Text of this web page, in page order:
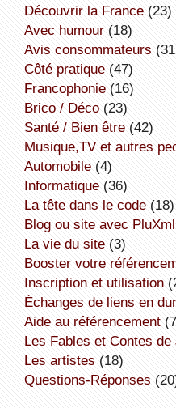
découvrir la France(23)
avec humour(18)
avis consommateurs
côté pratique(47)
Francophonie(16)
Brico / Déco(23)
Santé / Bien être(42)
Musique,TV et autres
Automobile(4)
informatique(36)
la tête dans le code(18)
Blog ou site avec PluXml
la vie du site(3)
booster votre
inscription et utilisation
échanges de liens en dur
aide au référencement
Les Fables et Contes
Les artistes (18)
Questions-Réponses